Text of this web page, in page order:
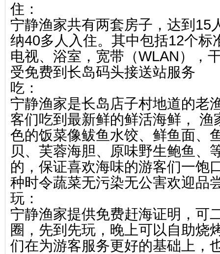
住：
宁静渔家共有两套房子，达到
纳40多人入住。其中包括12个
电视、浴室，宽带（WLAN），
受免费到长岛码头接送站服务
吃：
宁静渔家是长岛店子村地道的老
客们吃到最新鲜的鲜活海鲜，
色的饭菜像鲅鱼水饺、鲜鱼面、
贝、芙蓉海胆、原味野生鲍鱼、
的，保证喜欢海味的游客们一饱
种时令蔬菜无污染无公害欢迎品
玩：
宁静渔家提供免费赶海证明，可
圈，先到先玩，晚上可以自助烧
们在为游客服务更好的基础上，